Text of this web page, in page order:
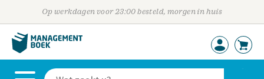
Op werkdagen voor 23:00 besteld, morgen in huis